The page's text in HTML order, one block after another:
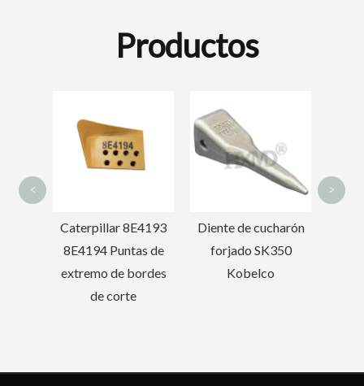
Productos
Diente de cucharón
forjado SK350
Kobelco
Diente de cubo
forjado Daewoo
Doosan 2713-
1219TL
< >